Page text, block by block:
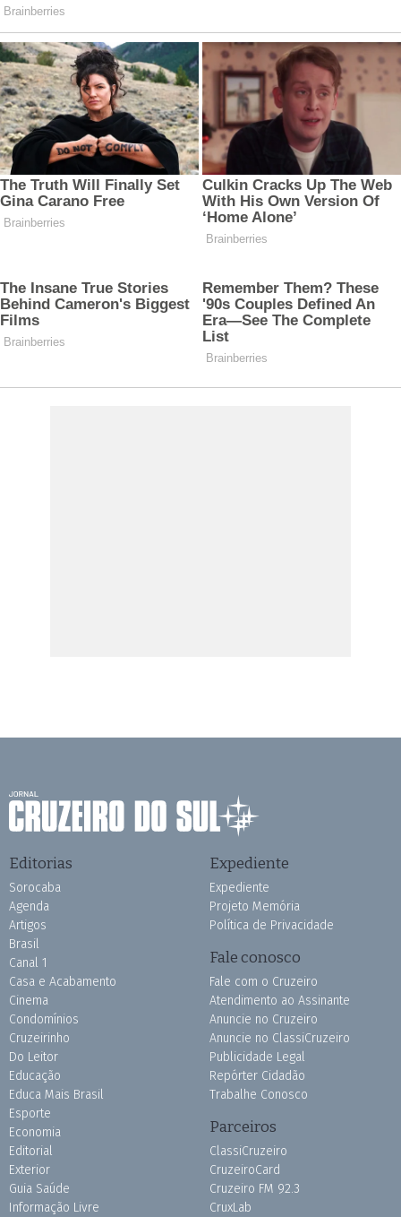
Editorias
Sorocaba
Agenda
Artigos
Brasil
Canal 1
Casa e Acabamento
Cinema
Condomínios
Cruzeirinho
Do Leitor
Educação
Educa Mais Brasil
Esporte
Economia
Editorial
Exterior
Guia Saúde
Informação Livre
Expediente
Expediente
Projeto Memória
Política de Privacidade
Fale conosco
Fale com o Cruzeiro
Atendimento ao Assinante
Anuncie no Cruzeiro
Anuncie no ClassiCruzeiro
Publicidade Legal
Repórter Cidadão
Trabalhe Conosco
Parceiros
ClassiCruzeiro
CruzeiroCard
Cruzeiro FM 92.3
CruxLab